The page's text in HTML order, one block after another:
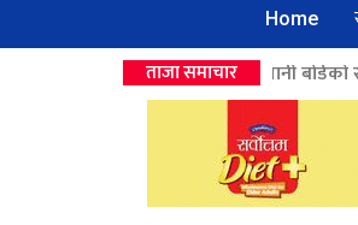
Home
ताजा समाचार
उपहार ‘लगानी बोर्डको सीईओ’ >>